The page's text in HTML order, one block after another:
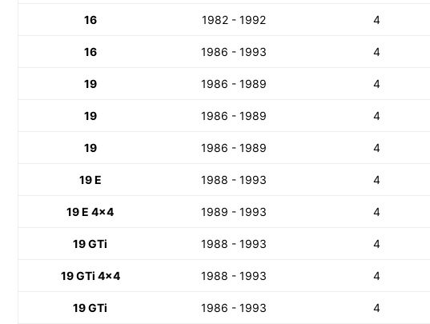
16 1982 - 1992 4
16 1986 - 1993 4
19 1986 - 1989 4
19 1986 - 1989 4
19 1986 - 1989 4
19 E 1988 - 1993 4
19 E 4x4 1989 - 1993 4
19 GTi 1988 - 1993 4
19 GTi 4x4 1988 - 1993 4
19 GTi 1986 - 1993 4